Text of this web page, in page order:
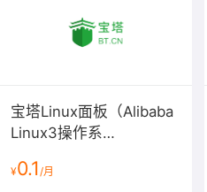
宝塔Linux面板（Alibaba
Linux3操作系
服务器管理/BT Panel）
¥0.1 /月